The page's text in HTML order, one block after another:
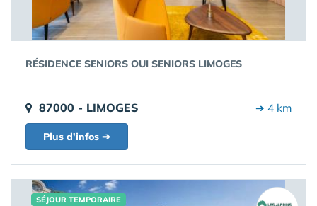
RÉSIDENCE SENIORS OUI SENIORS LIMOGES
87000 - LIMOGES ➔ 4 km
Plus d'infos ➔
SÉJOUR TEMPORAIRE